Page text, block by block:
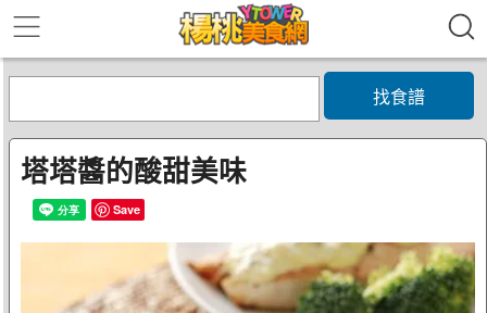
找食譜
塔塔醬的酸甜美味
Save